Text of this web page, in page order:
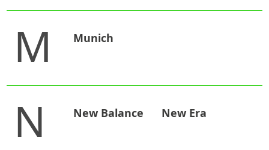
M Munich
N New Balance New Era